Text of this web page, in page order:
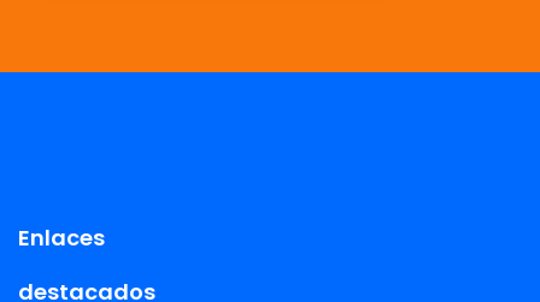
Enlaces
destacados